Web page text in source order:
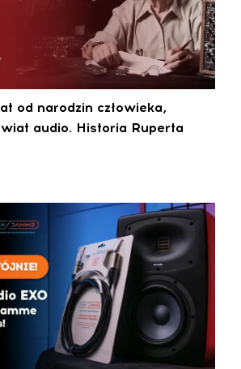
od narodzin człowieka,
audio. Historia Ruperta